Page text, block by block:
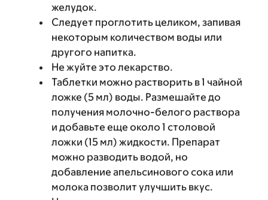
желудок.
Следует проглотить целиком, запивая
некоторым количеством воды или
другого напитка.
Не жуйте это лекарство.
Таблетки можно растворить в 1 чайной
ложке (5 мл) воды. Размешайте до
получения молочно-белого раствора
и добавьте еще около 1 столовой
ложки (15 мл) жидкости. Препарат
можно разводить водой, но
добавление апельсинового сока или
молока позволит улучшить вкус.